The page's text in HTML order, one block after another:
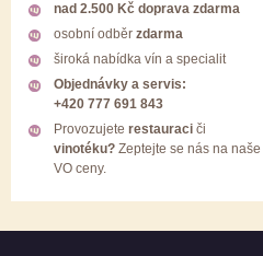
nad 2.500 Kč doprava zdarma
osobní odběr zdarma
široká nabídka vín a specialit
Objednávky a servis:
+420 777 691 843
Provozujete restauraci či
vinotéku? Zeptejte se nás na naše
VO ceny.